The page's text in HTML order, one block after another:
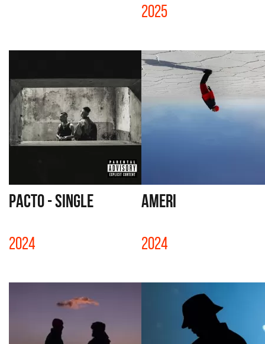
2025
PACTO - SINGLE
2024
AMERI
2024